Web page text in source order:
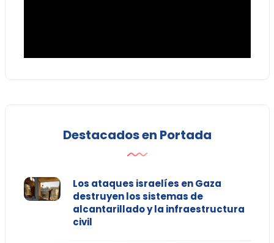
Destacados en Portada
Los ataques israelíes en Gaza
destruyen los sistemas de
alcantarillado y la infraestructura
civil